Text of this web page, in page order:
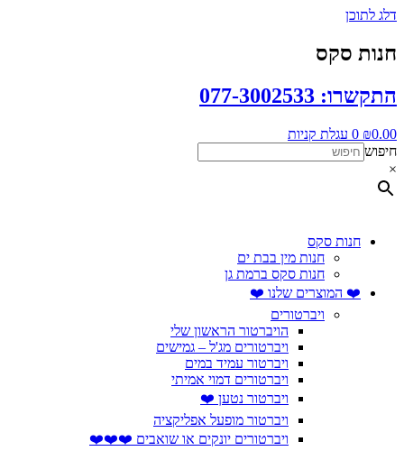
דלג לתוכן
חנות סקס
התקשרו: 077-3002533
₪0.00
0 עגלת קניות
חיפוש
×
חנות סקס
חנות מין בבת ים
חנות סקס ברמת גן
❤️ המוצרים שלנו ❤️
ויברטורים
הויברטור הראשון שלי
ויברטורים מג'ל – גמישים
ויברטור עמיד במים
ויברטורים דמוי אמיתי
ויברטור נטען ❤️
ויברטור מופעל אפליקציה
ויברטורים יונקים או שואבים ❤️❤️❤️